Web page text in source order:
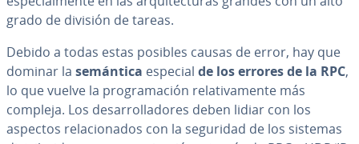
grado de división de tareas.
Debido a todas estas posibles causas de error, hay que
dominar la semántica especial de los errores de la RPC,
lo que vuelve la pro­gra­ma­ción re­la­ti­va­me­n­te más
compleja. Los de­sa­rro­lla­do­res deben lidiar con los
aspectos re­la­cio­na­dos con la seguridad de los sistemas